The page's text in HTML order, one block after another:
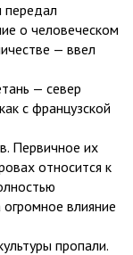
передал
о человеческом
— ввел
— север
с французской
Первичное их
относится к
влияние
пропали.